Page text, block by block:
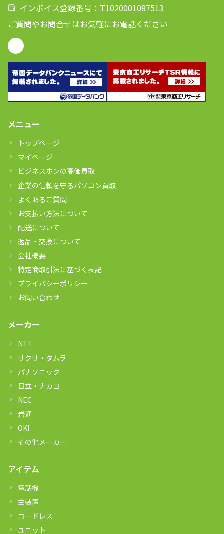
インボイス登録番号：T1020001087513
ご質問やお問合せはお気軽にお電話ください
メニュー
トップページ
マイページ
ビジネスホンの高価買取
企業の信頼を守るパソコン買取
よくあるご質問
お支払い方法について
配送について
返品・交換について
会社概要
特定商取引法に基づく表記
プライバシーポリシー
お問い合わせ
メーカー
NTT
サクサ・タムラ
パナソニック
日立・ナカヨ
NEC
岩通
OKI
その他メーカー
アイテム
電話機
主装置
コードレス
ユニット